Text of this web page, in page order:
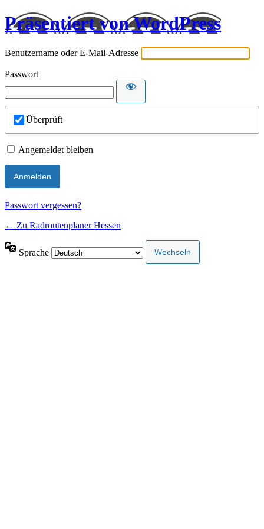
Präsentiert von WordPress
Benutzername oder E-Mail-Adresse
Passwort
Überprüft
Angemeldet bleiben
Passwort vergessen?
← Zu Radroutenplaner Hessen
Sprache